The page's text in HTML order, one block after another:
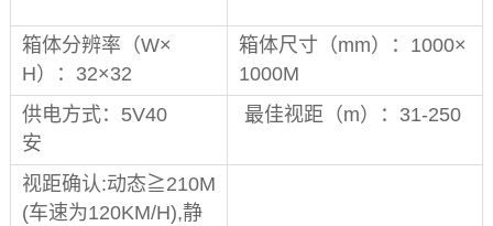
箱体分辨率（W×
H）：32×32
箱体尺寸（mm）：1000×
1000M
供电方式：5V40
安
最佳视距（m）：31-250
视距确认:动态≧210M
(车速为120KM/H),静